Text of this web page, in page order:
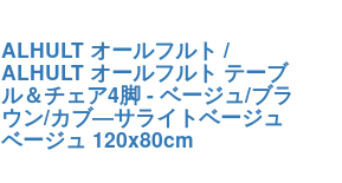
ALHULT オールフルト /
ALHULT オールフルト テーブ
ル＆チェア4脚 - ベージュ/ブラ
ウン/カブ―サライトベージュ
ベージュ 120x80cm